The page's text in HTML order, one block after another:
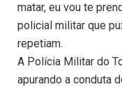
matar, eu vou te
policial militar que
repetiam.
A Polícia Militar do
apurando a conduta